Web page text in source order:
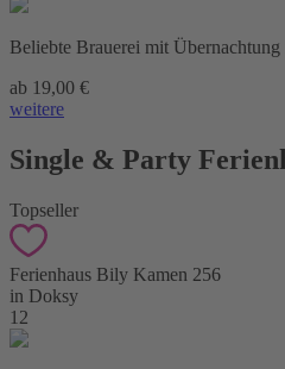
Beliebte Brauerei mit
ab 19,00 €
weitere
Single & Party
Topseller
Ferienhaus Bily Kamen 256
in Doksy
12